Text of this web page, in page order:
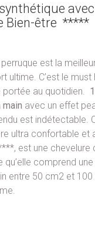
Bien-être *****
est la
ultime. C’est le must
au quotidien.
main avec un effet
est indétectable.
ultra confortable et
est une chevelure
qu’elle comprend
entre 50 cm2 et